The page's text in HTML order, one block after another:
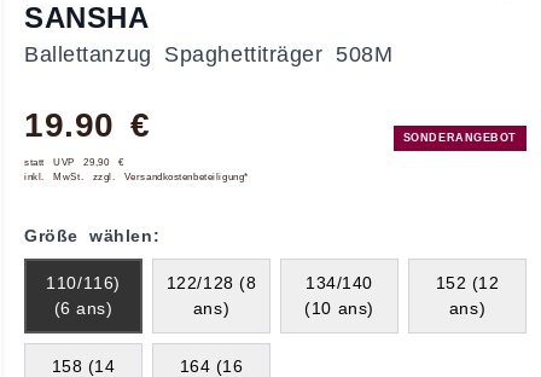
SONDERANGEBOT
SANSHA
Ballettanzug Spaghettiträger 508M
19.90 €
statt UVP 29,90 €
inkl. MwSt. zzgl. Versandkostenbeteiligung*
Größe wählen:
110/116)
(6 ans)
122/128 (8
ans)
134/140
(10 ans)
152 (12
ans)
158 (14
164 (16